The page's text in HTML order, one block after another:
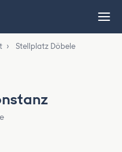
›
Stellplatz Döbele